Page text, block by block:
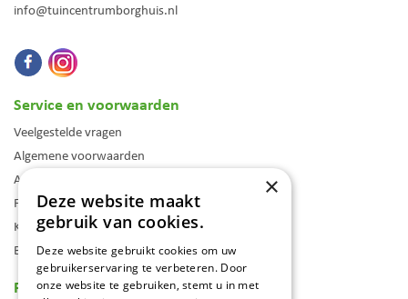
info@tuincentrumborghuis.nl
Service en voorwaarden
Veelgestelde vragen
Algemene voorwaarden
Assortiment
Folder
Klantenkaart
Blog
Reviews
×
Deze website maakt
gebruik van cookies.
Deze website gebruikt cookies om uw
gebruikerservaring te verbeteren. Door
onze website te gebruiken, stemt u in met